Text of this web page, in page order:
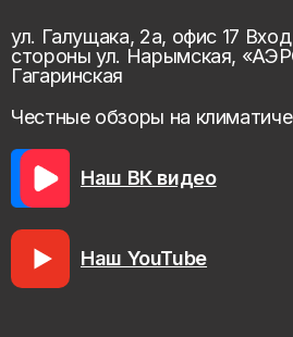
ул. Галущака, 2а, офис 17
стороны ул. Нарымская,
Гагаринская
Честные обзоры на
Наш ВК видео
Наш YouTube